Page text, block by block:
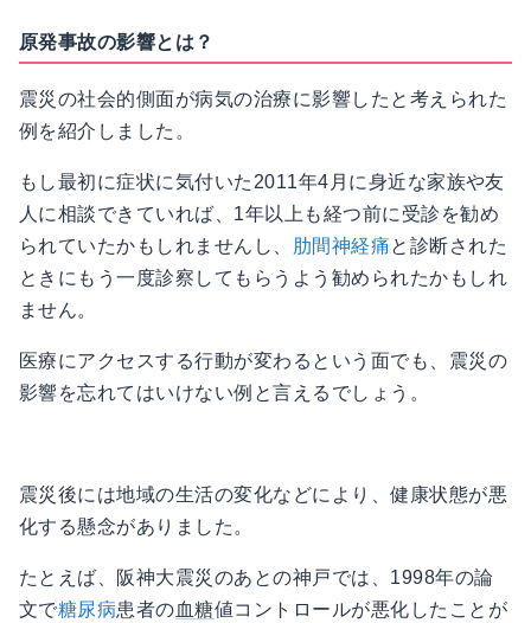
原発事故の影響とは？
震災の社会的側面が病気の治療に影響したと考えられた
例を紹介しました。
もし最初に症状に気付いた2011年4月に身近な家族や友
人に相談できていれば、1年以上も経つ前に受診を勧め
られていたかもしれませんし、 肋間神経痛と診断された
ときにもう一度診察してもらうよう勧められたかもしれ
ません。
医療にアクセスする行動が変わるという面でも、震災の
影響を忘れてはいけない例と言えるでしょう。
震災後には地域の生活の変化などにより、健康状態が悪
化する懸念がありました。
たとえば、阪神大震災のあとの神戸では、1998年の論
文で糖尿病患者の血糖値コントロールが悪化したことが